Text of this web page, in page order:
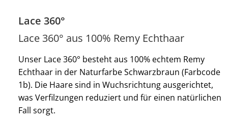
Lace 360°
Lace 360° aus 100% Remy Echthaar
Unser Lace 360° besteht aus 100% echtem Remy
Echthaar in der Naturfarbe Schwarzbraun (Farbcode
1b). Die Haare sind in Wuchsrichtung ausgerichtet,
was Verfilzungen reduziert und für einen natürlichen
Fall sorgt.